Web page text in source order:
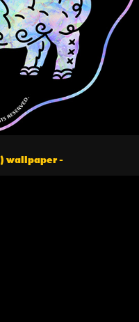
wallpaper -